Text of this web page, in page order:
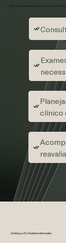
Acompanhamento contínuo com reavaliações
clínico
Conheça o Dr. Frederico Bermudes